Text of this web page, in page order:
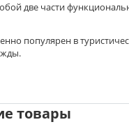
две части
популярен в
товары